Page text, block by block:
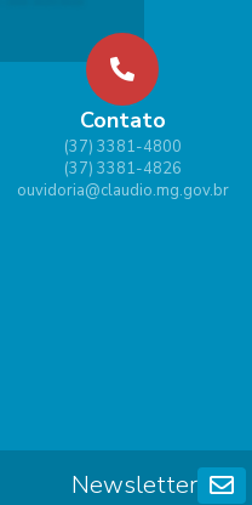
Contato
(37) 3381-4800
(37) 3381-4826
ouvidoria@claudio.mg.gov.br
Newsletter